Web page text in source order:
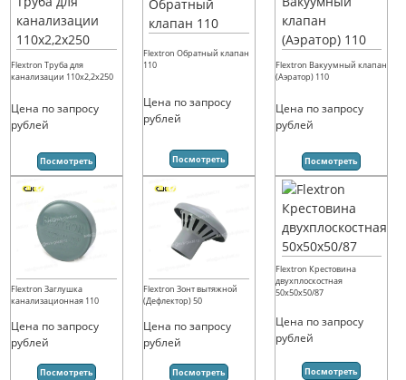
Flextron Труба для
канализации 110х2,2х250
Цена по запросу
рублей
Посмотреть
Flextron Обратный клапан
110
Цена по запросу
рублей
Посмотреть
Flextron Вакуумный клапан
(Аэратор) 110
Цена по запросу
рублей
Посмотреть
Flextron Заглушка
канализационная 110
Цена по запросу
рублей
Посмотреть
Flextron Зонт вытяжной
(Дефлектор) 50
Цена по запросу
рублей
Посмотреть
Flextron Крестовина
двухплоскостная
50х50х50/87
Цена по запросу
рублей
Посмотреть